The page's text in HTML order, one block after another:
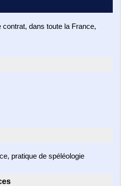
dans toute la France,
pratique de spéléologie